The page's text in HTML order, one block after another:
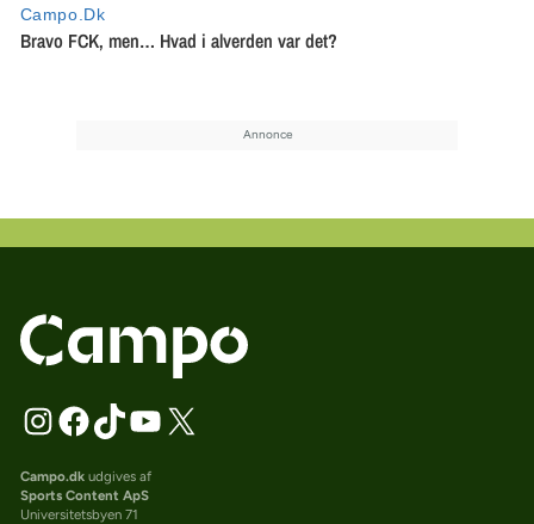
Campo.dkudgives af
Sports Content ApS
Universitetsbyen 71